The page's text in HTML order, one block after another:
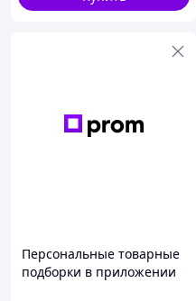
Персональные товарные
подборки в приложении